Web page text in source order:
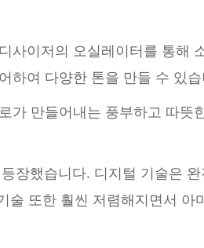
사이저의 오실레이터를 통해
하여 다양한 톤을 만들 수 있
가 만들어내는 풍부하고 따뜻
장했습니다. 디지털 기술은
또한 훨씬 저렴해지면서 아